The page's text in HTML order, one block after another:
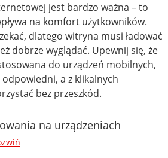
jest bardzo ważna – to
na komfort użytkowników.
dlatego witryna musi ładować
dobrze wyglądać. Upewnij się, że
do urządzeń mobilnych,
a z klikalnych
bez przeszkód.
na urządzeniach